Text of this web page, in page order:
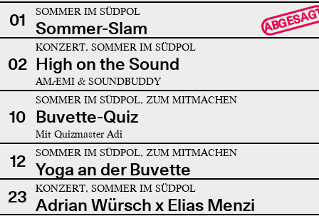
01 SOMMER IM SÜDPOL
Sommer-Slam
02
KONZERT, SOMMER IM SÜDPOL
High on the Sound
AMÆMI & SOUNDBUDDY
10
SOMMER IM SÜDPOL, ZUM MITMACHEN
Buvette-Quiz
Mit Quizmaster Adi
12 SOMMER IM SÜDPOL, ZUM MITMACHEN
Yoga an der Buvette
23
KONZERT, SOMMER IM SÜDPOL
Adrian Würsch x Elias Menzi